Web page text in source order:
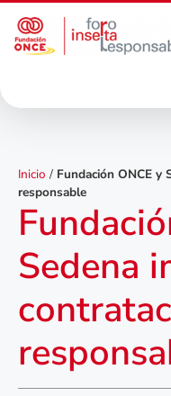
Inicio / Fundación ONCE y
responsable
Sedena